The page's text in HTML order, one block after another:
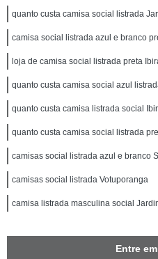
quanto custa camisa social listrada
camisa social listrada azul e branco
loja de camisa social listrada preta
quanto custa camisa social azul
quanto custa camisa listrada social
quanto custa camisa social listrada
camisas social listrada azul e branco
camisas social listrada Votuporanga
camisa listrada masculina social
Entre